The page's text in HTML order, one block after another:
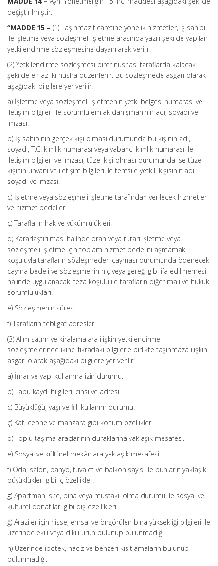
değiştirilmiştir.
“MADDE 15 – (1) Taşınmaz ticaretine yönelik hizmetler, iş sahibi
ile işletme veya sözleşmeli işletme arasında yazılı şekilde yapılan
yetkilendirme sözleşmesine dayanılarak verilir.
(2) Yetkilendirme sözleşmesi birer nüshası taraflarda kalacak
şekilde en az iki nüsha düzenlenir. Bu sözleşmede asgari olarak
aşağıdaki bilgilere yer verilir:
a) İşletme veya sözleşmeli işletmenin yetki belgesi numarası ve
iletişim bilgileri ile sorumlu emlak danışmanının adı, soyadı ve
imzası.
b) İş sahibinin gerçek kişi olması durumunda bu kişinin adı,
soyadı, T.C. kimlik numarası veya yabancı kimlik numarası ile
iletişim bilgileri ve imzası; tüzel kişi olması durumunda ise tüzel
kişinin unvanı ve iletişim bilgileri ile temsile yetkili kişisinin adı,
soyadı ve imzası.
c) İşletme veya sözleşmeli işletme tarafından verilecek hizmetler
ve hizmet bedelleri.
ç) Tarafların hak ve yükümlülükleri.
d) Kararlaştırılması halinde oran veya tutarı işletme veya
sözleşmeli işletme için toplam hizmet bedelini aşmamak
koşuluyla tarafların sözleşmeden cayması durumunda ödenecek
cayma bedeli ve sözleşmenin hiç veya gereği gibi ifa edilmemesi
halinde uygulanacak ceza koşulu ile tarafların diğer mali ve hukuki
sorumlulukları.
e) Sözleşmenin süresi.
f) Tarafların tebligat adresleri.
(3) Alım satım ve kiralamalara ilişkin yetkilendirme
sözleşmelerinde ikinci fıkradaki bilgilerle birlikte taşınmaza ilişkin
asgari olarak aşağıdaki bilgilere yer verilir:
a) İmar ve yapı kullanma izin durumu.
b) Tapu kaydı bilgileri, cinsi ve adresi.
c) Büyüklüğü, yaşı ve fiili kullanım durumu.
ç) Kat, cephe ve manzara gibi konum özellikleri.
d) Toplu taşıma araçlarının duraklarına yaklaşık mesafesi.
e) Sosyal ve kültürel mekânlara yaklaşık mesafesi.
f) Oda, salon, banyo, tuvalet ve balkon sayısı ile bunların yaklaşık
büyüklükleri gibi iç özellikler.
g) Apartman, site, bina veya müstakil olma durumu ile sosyal ve
kültürel donatıları gibi dış özellikleri.
ğ) Araziler için hisse, emsal ve öngörülen bina yüksekliği bilgileri ile
üzerinde ekili veya dikili ürün bulunup bulunmadığı.
h) Üzerinde ipotek, haciz ve benzeri kısıtlamaların bulunup
bulunmadığı.